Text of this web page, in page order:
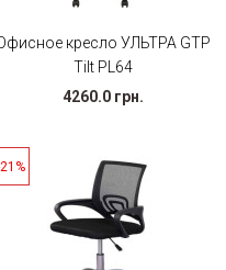
кресло УЛЬТРА GTP
Tilt PL64
4260.0 грн.